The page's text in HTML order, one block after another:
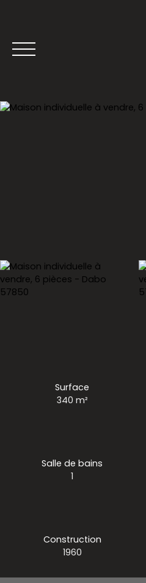
Surface
340 m²
Salle de bains
1
Construction
1960